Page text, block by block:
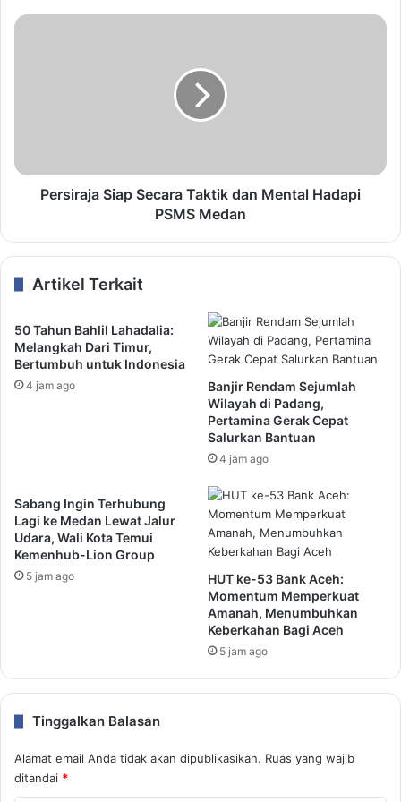
Persiraja Siap Secara Taktik dan Mental Hadapi
PSMS Medan
Artikel Terkait
50 Tahun Bahlil Lahadalia:
Melangkah Dari Timur,
Bertumbuh untuk Indonesia
4 jam ago
Banjir Rendam Sejumlah
Wilayah di Padang,
Pertamina Gerak Cepat
Salurkan Bantuan
4 jam ago
Sabang Ingin Terhubung
Lagi ke Medan Lewat Jalur
Udara, Wali Kota Temui
Kemenhub-Lion Group
5 jam ago
HUT ke-53 Bank Aceh:
Momentum Memperkuat
Amanah, Menumbuhkan
Keberkahan Bagi Aceh
5 jam ago
Tinggalkan Balasan
Alamat email Anda tidak akan dipublikasikan. Ruas yang wajib
ditandai *